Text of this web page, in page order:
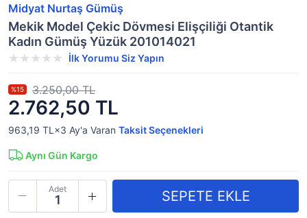
Midyat Nurtaş Gümüş
Mekik Model Çekic Dövmesi Elişçiliği Otantik
Kadın Gümüş Yüzük 201014021
İlk Yorumu Siz Yapın
2.762,50 TL
%15 3.250,00 TL
963,19 TL×3 Ay'a Varan Taksit Seçenekleri
Aynı Gün Kargo
Adet